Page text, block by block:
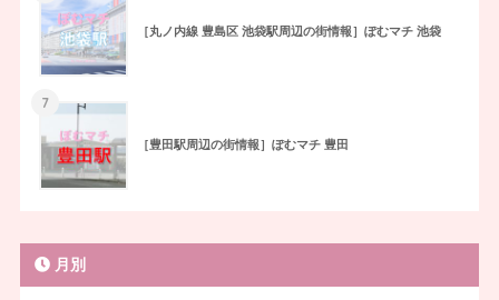
［丸ノ内線 豊島区 池袋駅周辺の街情報］ぽむマチ 池袋
7
［豊田駅周辺の街情報］ぽむマチ 豊田
月別